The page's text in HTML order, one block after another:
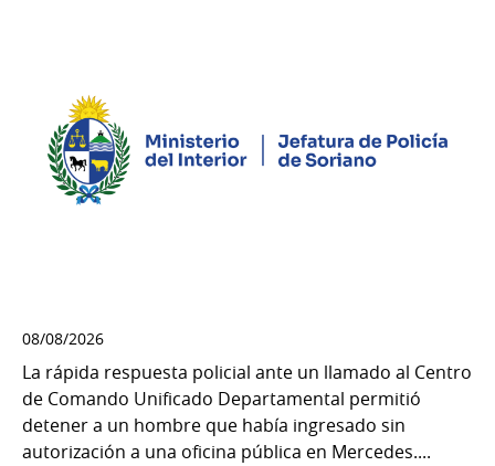
08/08/2026
La rápida respuesta policial ante un llamado al Centro
de Comando Unificado Departamental permitió
detener a un hombre que había ingresado sin
autorización a una oficina pública en Mercedes....